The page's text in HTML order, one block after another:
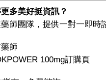
多美好挺資訊？
師團隊，提供一對一即時
師
100mg訂購頁